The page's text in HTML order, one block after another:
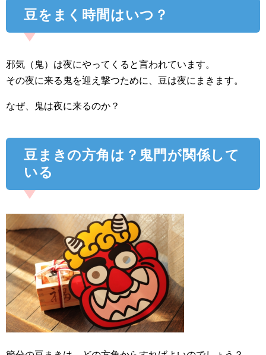
豆をまく時間はいつ？
邪気（鬼）は夜にやってくると言われています。
その夜に来る鬼を迎え撃つために、豆は夜にまきます。
なぜ、鬼は夜に来るのか？
豆まきの方角は？鬼門が関係して
いる